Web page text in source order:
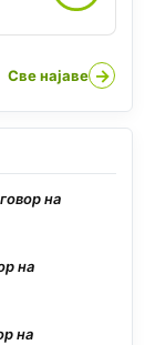
Све најаве →
на
на
на